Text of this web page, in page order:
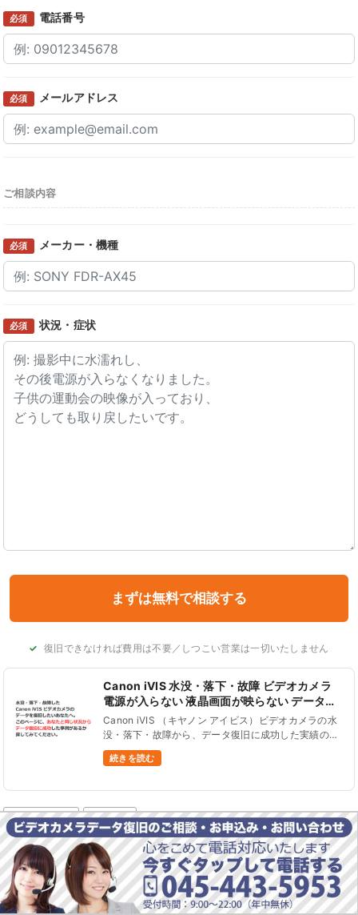
必須 電話番号
必須 メールアドレス
ご相談内容
必須 メーカー・機種
必須 状況・症状
復旧できなければ費用は不要／しつこい営業は一切いたしません
Canon iVIS 水没・落下・故障 ビデオカメラ
電源が入らない 液晶画面が映らない データ復
旧 実績を紹介！
Canon iVIS （キヤノン アイビス）ビデオカメラの水
没・落下・故障から、データ復旧に成功した実績の一
部をご紹介します。 プールに落としてしまった、海水
に浸かってしまった、カバンの中でお茶がこぼれた、
続きを読む
Canon iVIS 京都府
関連する記事